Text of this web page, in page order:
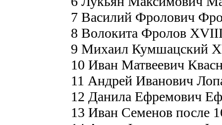
7 Василий Фролович
8 Волокита Фролов
9 Михаил Кумшацский
10 Иван Матвеевич
11 Андрей Иванович
12 Данила Ефремович
13 Иван Семенов после